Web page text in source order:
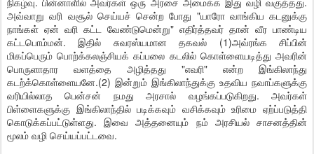
அவ்வாறு வரி வசூல் செய்யச் சென்ற போது "யாரோ வாங்கிய கடனுக்கு
நாங்கள் ஏன் வரி கட்ட வேண்டுமென்று" எதிர்த்தவர் தான் வீர பாண்டிய
கட்டபொம்மன். இதில் சுவரஸ்யமான தகவல் (1)அவ்ரங்க சிப்பின்
மிகப்பெரும் பொற்க்கலஞ்சியக் கப்பலை கடலில் கொள்ளையடித்து அவரின்
பொருளாதார வளத்தை அழித்தது "எவரி" என்ற இங்கிலாந்து
கடற்க்கொள்ளையனே.(2) இன்றும் இங்கிலாந்துக்கு உதவிய நவாப்களுக்கு
வரியில்லாத பென்சன் நமது அரசால் வழங்கப்படுகிறது. அவர்கள்
பிள்ளைகளுக்கு இங்கிலாந்தில் படிக்கவும் வசிக்கவும் உரிமை ஏற்ப்படுத்தி
கொடுக்கப்பட்டுள்ளது. இவை அத்தனையும் நம் அரசியல் சாசனத்தின்
மூலம் வழி செய்யப்பட்டவை.